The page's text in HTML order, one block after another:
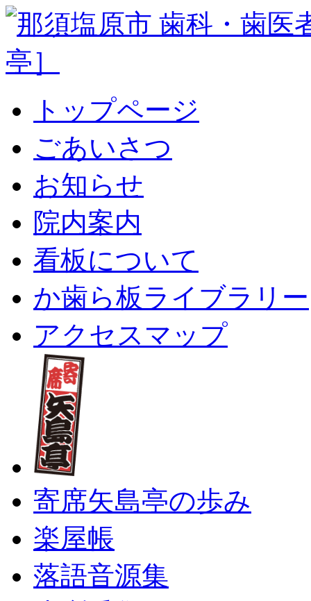
トップページ
ごあいさつ
お知らせ
院内案内
看板について
か歯ら板ライブラリー
アクセスマップ
寄席矢島亭の歩み
楽屋帳
落語音源集